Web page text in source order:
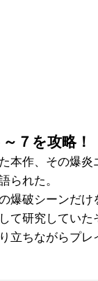
７を攻略！
本作、その爆炎
られた。
爆破シーンだけ
て研究していた
立ちながらプレ